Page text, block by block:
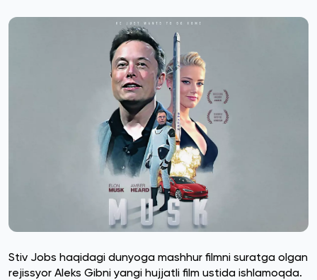
Stiv Jobs haqidagi dunyoga mashhur filmni suratga olgan
rejissyor Aleks Gibni yangi hujjatli film ustida ishlamoqda.